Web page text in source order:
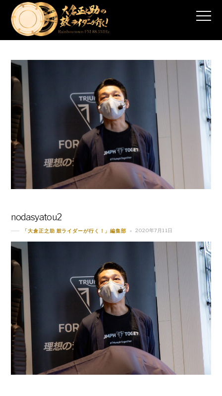
nodasyatou2
「大倉正之助 鼓ライダーが行く！」編集部 2020年7月11日